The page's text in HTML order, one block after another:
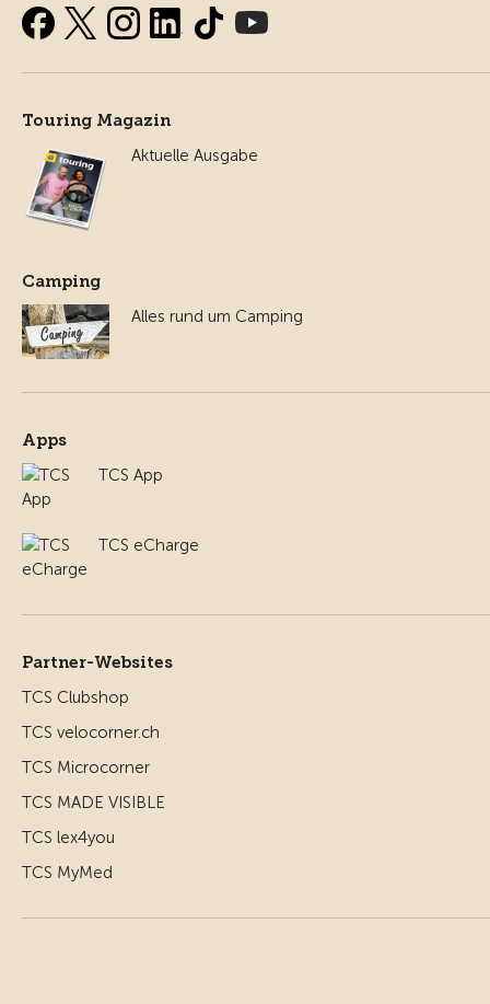
Touring Magazin
Aktuelle Ausgabe
Camping
Alles rund um Camping
Apps
TCS App
TCS eCharge
Partner-Websites
TCS Clubshop
TCS velocorner.ch
TCS Microcorner
TCS MADE VISIBLE
TCS lex4you
TCS MyMed